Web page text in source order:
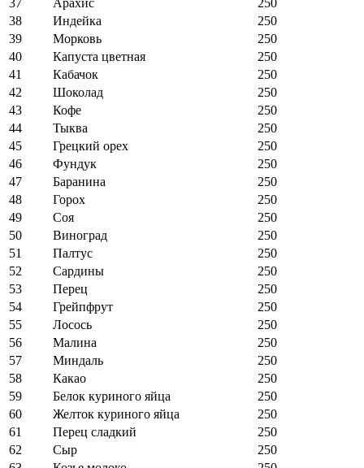
37 Арахис
250
38
Индейка
250
39
Морковь
250
40
Капуста цветная
250
41
Кабачок
250
42
Шоколад
250
43
Кофе
250
44
Тыква
250
45
Грецкий орех
250
46
Фундук
250
47
Баранина
250
48
Горох
250
49
Соя
250
50
Виноград
250
51
Палтус
250
52
Сардины
250
53
Перец
250
54
Грейпфрут
250
55
Лосось
250
56
Малина
250
57
Миндаль
250
58
Какао
250
59
Белок куриного яйца
250
60
Желток куриного яйца
250
61
Перец сладкий
250
62
Сыр
250